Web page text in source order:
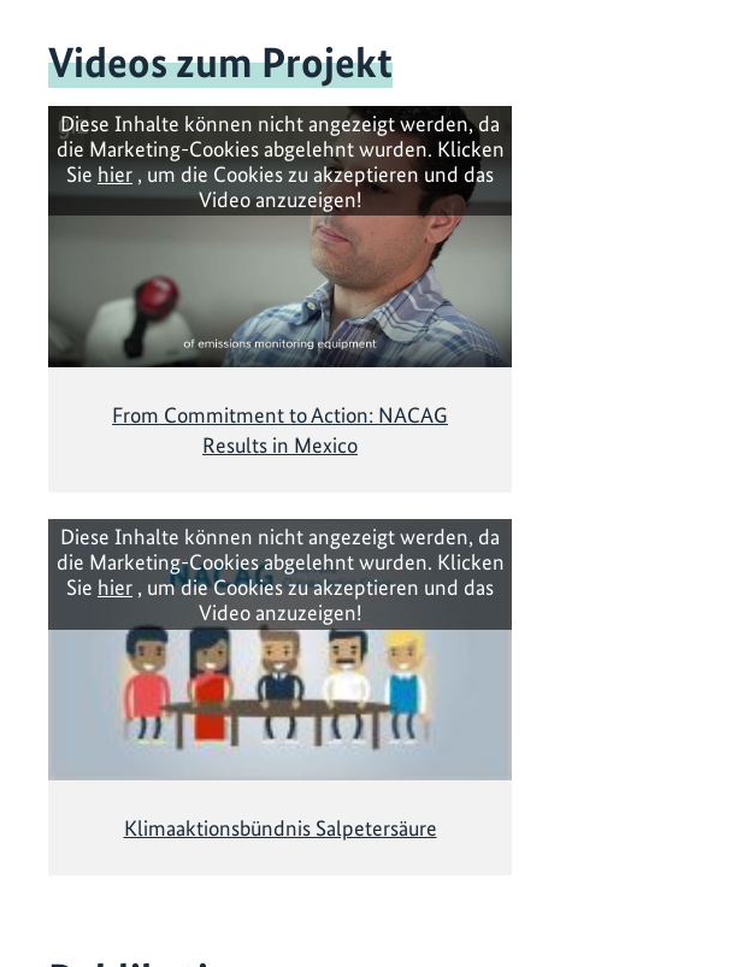
Videos zum Projekt
Diese Inhalte können nicht angezeigt werden, da
die Marketing-Cookies abgelehnt wurden. Klicken
Sie hier , um die Cookies zu akzeptieren und das
Video anzuzeigen!
From Commitment to Action: NACAG
Results in Mexico
Diese Inhalte können nicht angezeigt werden, da
die Marketing-Cookies abgelehnt wurden. Klicken
Sie hier , um die Cookies zu akzeptieren und das
Video anzuzeigen!
Klimaaktionsbündnis Salpetersäure